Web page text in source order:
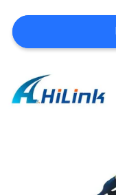
ΜΙΑ
ΠΡΟΣΦΟΡΆ
SITEMAP